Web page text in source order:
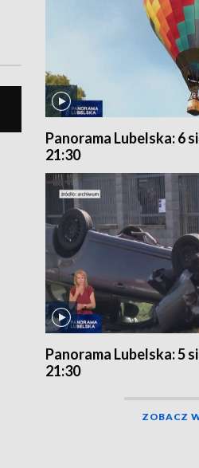
Panorama Lubelska: 6
21:30
Panorama Lubelska: 5
21:30
ZOBACZ